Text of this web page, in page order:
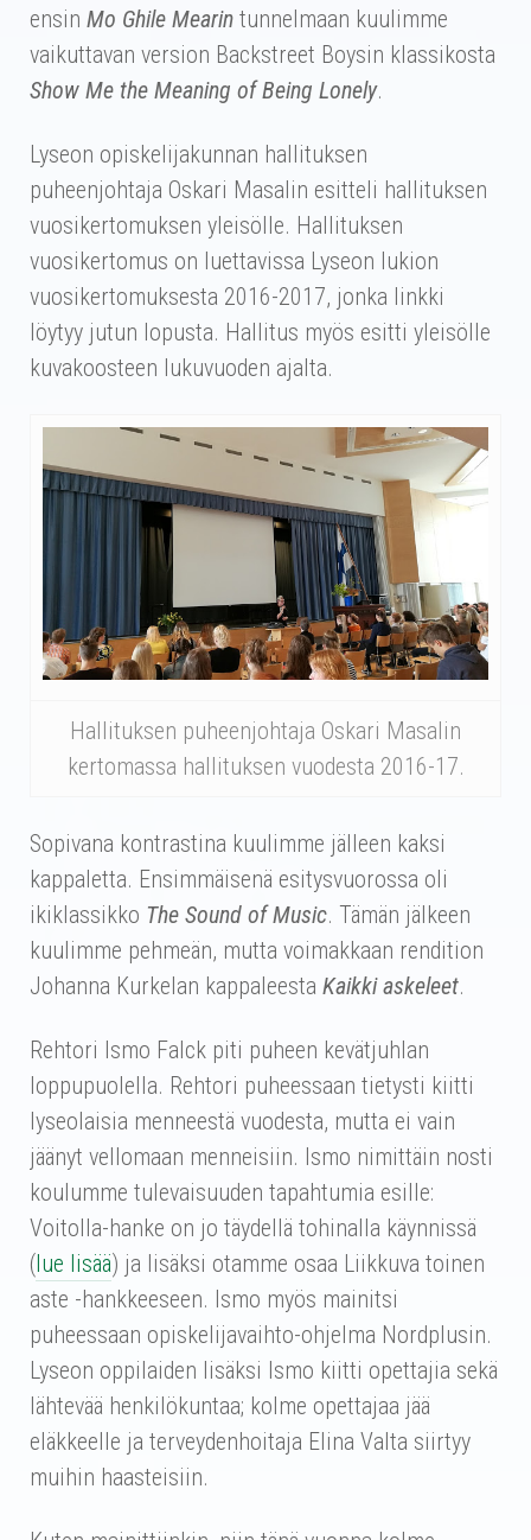
ensin Mo Ghile Mearin tunnelmaan kuulimme
vaikuttavan version Backstreet Boysin klassikosta
Show Me the Meaning of Being Lonely.
Lyseon opiskelijakunnan hallituksen
puheenjohtaja Oskari Masalin esitteli hallituksen
vuosikertomuksen yleisölle. Hallituksen
vuosikertomus on luettavissa Lyseon lukion
vuosikertomuksesta 2016-2017, jonka linkki
löytyy jutun lopusta. Hallitus myös esitti yleisölle
kuvakoosteen lukuvuoden ajalta.
Hallituksen puheenjohtaja Oskari Masalin
kertomassa hallituksen vuodesta 2016-17.
Sopivana kontrastina kuulimme jälleen kaksi
kappaletta. Ensimmäisenä esitysvuorossa oli
ikiklassikko The Sound of Music. Tämän jälkeen
kuulimme pehmeän, mutta voimakkaan rendition
Johanna Kurkelan kappaleesta Kaikki askeleet.
Rehtori Ismo Falck piti puheen kevätjuhlan
loppupuolella. Rehtori puheessaan tietysti kiitti
lyseolaisia menneestä vuodesta, mutta ei vain
jäänyt vellomaan menneisiin. Ismo nimittäin nosti
koulumme tulevaisuuden tapahtumia esille:
Voitolla-hanke on jo täydellä tohinalla käynnissä
( lue lisää) ja lisäksi otamme osaa Liikkuva toinen
aste -hankkeeseen. Ismo myös mainitsi
puheessaan opiskelijavaihto-ohjelma Nordplusin.
Lyseon oppilaiden lisäksi Ismo kiitti opettajia sekä
lähtevää henkilökuntaa; kolme opettajaa jää
eläkkeelle ja terveydenhoitaja Elina Valta siirtyy
muihin haasteisiin.